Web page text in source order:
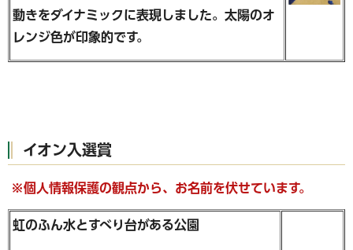
動きをダイナミックに表現しました。太陽のオ
レンジ色が印象的です。
イオン入選賞
※個人情報保護の観点から、お名前を伏せています。
虹のふん水とすべり台がある公園